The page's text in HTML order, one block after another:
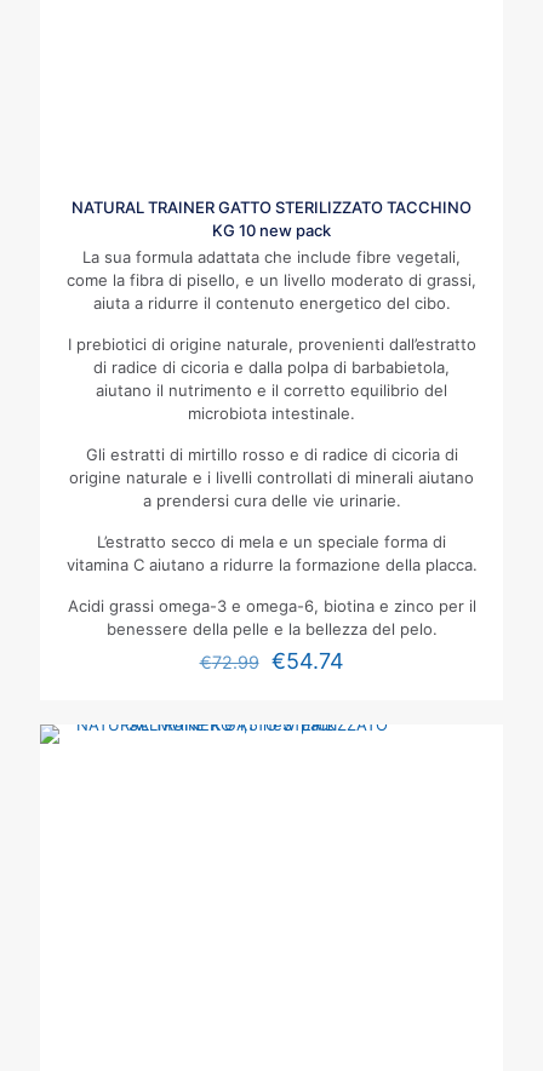
NATURAL TRAINER GATTO STERILIZZATO TACCHINO
KG 10 new pack
La sua formula adattata che include fibre vegetali,
come la fibra di pisello, e un livello moderato di grassi,
aiuta a ridurre il contenuto energetico del cibo.
I prebiotici di origine naturale, provenienti dall’estratto
di radice di cicoria e dalla polpa di barbabietola,
aiutano il nutrimento e il corretto equilibrio del
microbiota intestinale.
Gli estratti di mirtillo rosso e di radice di cicoria di
origine naturale e i livelli controllati di minerali aiutano
a prendersi cura delle vie urinarie.
L’estratto secco di mela e un speciale forma di
vitamina C aiutano a ridurre la formazione della placca.
Acidi grassi omega-3 e omega-6, biotina e zinco per il
benessere della pelle e la bellezza del pelo.
€72.99 €54.74